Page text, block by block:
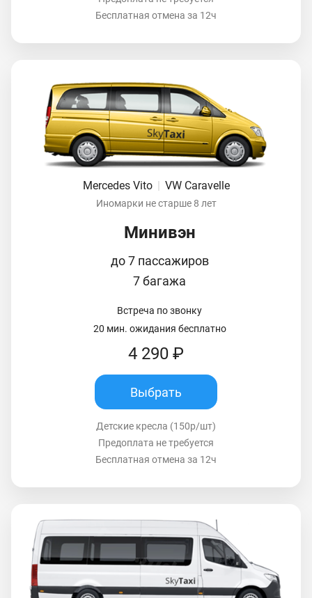
Бесплатная отмена за 12ч
Mercedes Vito VW Caravelle
Иномарки не старше 8 лет
Минивэн
до 7 пассажиров
7 багажа
Встреча по звонку
20 мин. ожидания бесплатно
4 290 ₽
Выбрать
Детские кресла (150р/шт)
Предоплата не требуется
Бесплатная отмена за 12ч